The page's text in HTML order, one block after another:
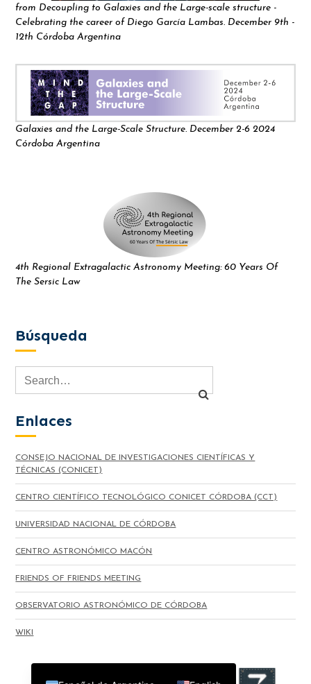
from Decoupling to Galaxies and the Large-scale structure -
Celebrating the career of Diego García Lambas. December 9th -
12th Córdoba Argentina
Galaxies and the Large-Scale Structure. December 2-6 2024
Córdoba Argentina
4th Regional Extragalactic Astronomy Meeting: 60 Years Of
The Sersic Law
Búsqueda
Enlaces
CONSEJO NACIONAL DE INVESTIGACIONES CIENTÍFICAS Y
TÉCNICAS (CONICET)
CENTRO CIENTÍFICO TECNOLÓGICO CONICET CÓRDOBA (CCT)
UNIVERSIDAD NACIONAL DE CÓRDOBA
CENTRO ASTRONÓMICO MACÓN
FRIENDS OF FRIENDS MEETING
OBSERVATORIO ASTRONÓMICO DE CÓRDOBA
WIKI